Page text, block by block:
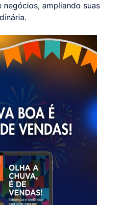
ampliando suas